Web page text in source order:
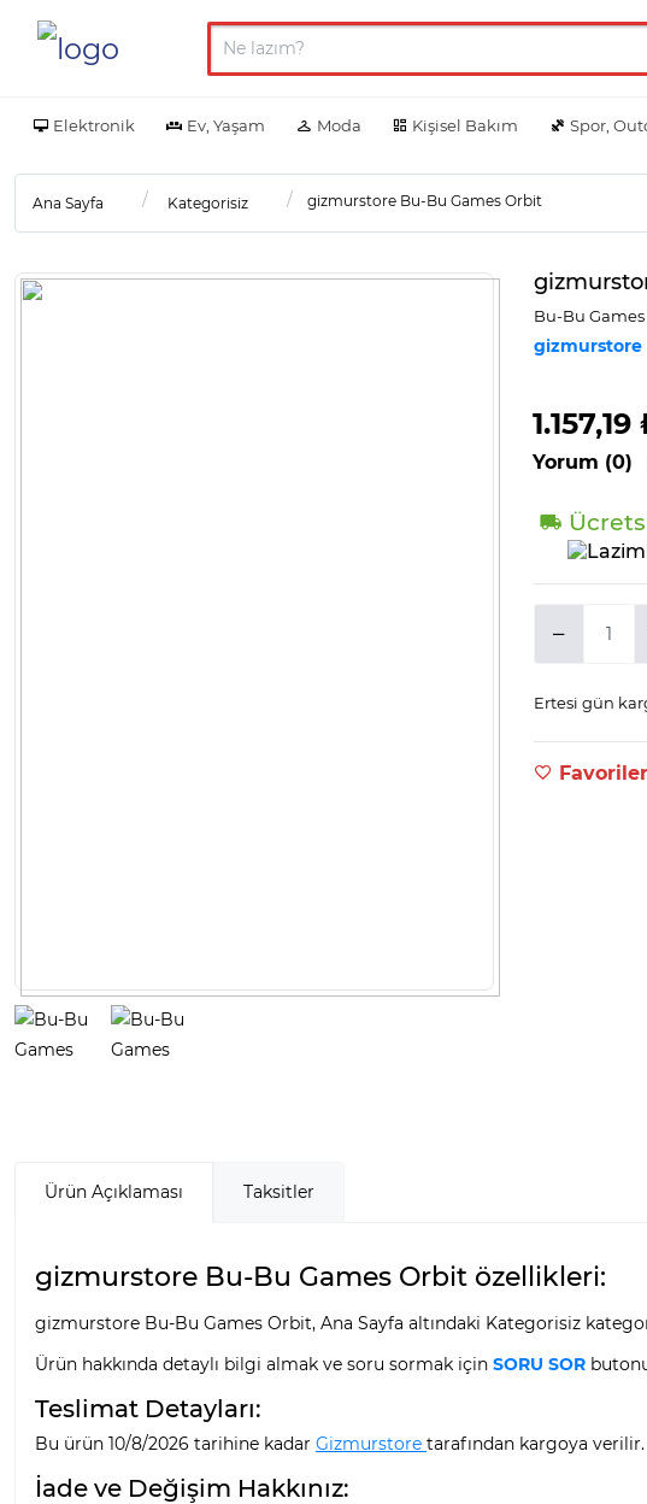
Elektronik Ev, Yaşam Moda Kişisel Bakım Spor,
Ana Sayfa Kategorisiz gizmurstore Bu-Bu Games Orbit
Bu-Bu
gizmurstore
1.157,19
Yorum (0)
Ertesi gün
Ürün Açıklaması Taksitler
gizmurstore Bu-Bu Games Orbit özellikleri:
gizmurstore Bu-Bu Games Orbit, Ana Sayfa altındaki Kategorisiz
Ürün hakkında detaylı bilgi almak ve soru sormak için SORU SOR
Teslimat Detayları:
Bu ürün 10/8/2026 tarihine kadar Gizmurstore tarafından kargoya verilir.
İade ve Değişim Hakkınız: